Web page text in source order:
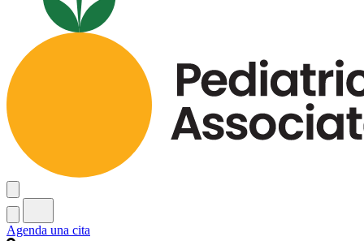
Agenda una cita